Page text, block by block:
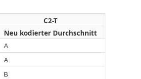
C2-T
Neu kodierter Durchschnitt
A
A
B